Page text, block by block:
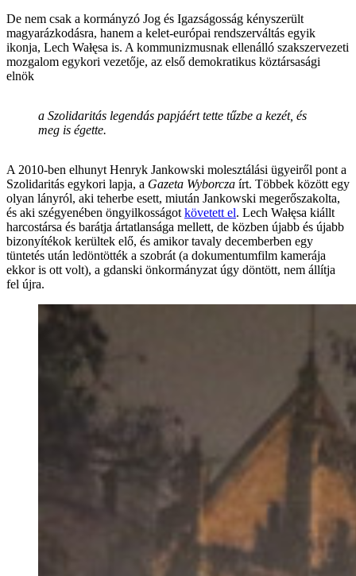
De nem csak a kormányzó Jog és Igazságosság kényszerült
magyarázkodásra, hanem a kelet-európai rendszerváltás egyik
ikonja, Lech Wałęsa is. A kommunizmusnak ellenálló szakszervezeti
mozgalom egykori vezetője, az első demokratikus köztársasági
elnök
a Szolidaritás legendás papjáért tette tűzbe a kezét, és
meg is égette.
A 2010-ben elhunyt Henryk Jankowski molesztálási ügyeiről pont a
Szolidaritás egykori lapja, a Gazeta Wyborcza írt. Többek között egy
olyan lányról, aki teherbe esett, miután Jankowski megerőszakolta,
és aki szégyenében öngyilkosságotkövetett el. Lech Wałęsa kiállt
harcostársa és barátja ártatlansága mellett, de közben újabb és újabb
bizonyítékok kerültek elő, és amikor tavaly decemberben egy
tüntetés után ledöntötték a szobrát (a dokumentumfilm kamerája
ekkor is ott volt), a gdanski önkormányzat úgy döntött, nem állítja
fel újra.